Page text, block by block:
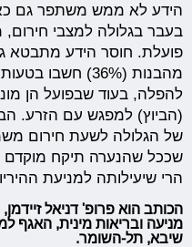
הידע לא ממש משתפר גם
פועלת. חוסר הידע
מהבנות (36%)
להפלה, בעוד שבפועל הן
(הביוץ) למפגש עם הזרע.
של הגלולה לשעת חירום
שככל שהנערה תיקח מוקדם
הרי שיעילותה למניעת
הכותב הוא פרופ' דניאל
מניעה ובריאות מינית, האגף
שיבא, תל-השומר.